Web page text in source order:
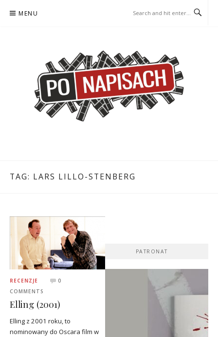
MENU
TAG: LARS LILLO-STENBERG
RECENZJE
0
COMMENTS
Elling (2001)
Elling z 2001 roku, to
nominowany do Oscara film w
PATRONAT